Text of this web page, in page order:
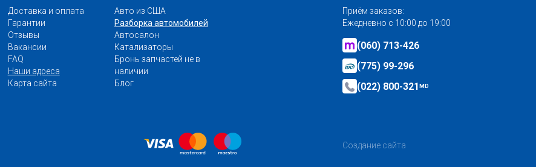
Доставка и оплата
Гарантии
Отзывы
Вакансии
FAQ
Наши адреса
Карта сайта
Авто из США
Разборка автомобилей
Автосалон
Катализаторы
Бронь запчастей не в
наличии
Блог
Приём заказов:
Ежедневно с 10:00 до 19:00
(060) 713-426
(775) 99-296
(022) 800-321MD
Создание сайта